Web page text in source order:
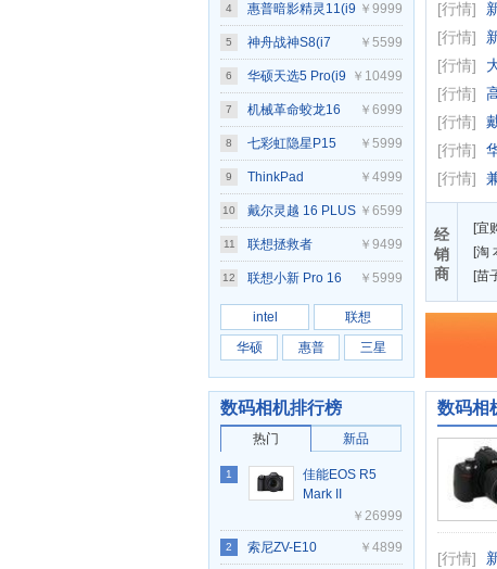
PRO/16GB/512GB/14
核集显)
Fold 非凡大师
惠普暗影精灵11(i9
14900HX/RTX5070/32G/1TB
黑色)
4 ￥9999
神舟战神S8(i7
12650H/16GB/512GB/RTX4060)
5 ￥5599
华硕天选5 Pro(i9
14900HX/16GB/1TB/RTX4070)
6 ￥10499
机械革命蛟龙16
Pro(R7
7745HX/16GB/1TB/RTX4070)
7 ￥6999
七彩虹隐星P15
2024(i7
13620H/16GB/512GB/RTX4060)
8 ￥5999
ThinkPad
E14(20RA001QCD)
9 ￥4999
戴尔灵越 16 PLUS
7640(Ultra5
125H/16GB/1TB)
10 ￥6599
联想拯救者
Y7000P 2025 AI元
启(i9
14900HX/16GB/1TB/RTX5060)
11 ￥9499
联想小新 Pro 16
2024(Ultra5/125H/16GB/1TB)
12 ￥5999
intel
联想
华硕
惠普 三星
[行情]
[行情]
[行情]
[行情]
[行情]
[行情]
[行情]
经
销
商
[宜
[淘
[苗
数码相机排行榜
热门 新品
佳能EOS R5
Mark II
1
￥26999
索尼ZV-E10
2 ￥4899
数码相
[行情]